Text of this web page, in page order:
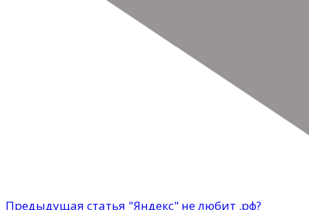
Предыдущая статья "Яндекс" не любит .рф?